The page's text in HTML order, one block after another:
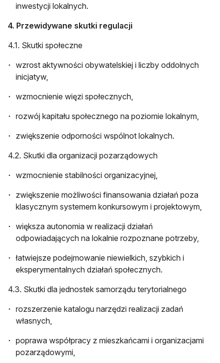
inwestycji lokalnych.
4. Przewidywane skutki regulacji
4.1. Skutki społeczne
wzrost aktywności obywatelskiej i liczby oddolnych
inicjatyw,
wzmocnienie więzi społecznych,
rozwój kapitału społecznego na poziomie lokalnym,
zwiększenie odporności wspólnot lokalnych.
4.2. Skutki dla organizacji pozarządowych
wzmocnienie stabilności organizacyjnej,
zwiększenie możliwości finansowania działań poza
klasycznym systemem konkursowym i projektowym,
większa autonomia w realizacji działań
odpowiadających na lokalnie rozpoznane potrzeby,
łatwiejsze podejmowanie niewielkich, szybkich i
eksperymentalnych działań społecznych.
4.3. Skutki dla jednostek samorządu terytorialnego
rozszerzenie katalogu narzędzi realizacji zadań
własnych,
poprawa współpracy z mieszkańcami i organizacjami
pozarządowymi,